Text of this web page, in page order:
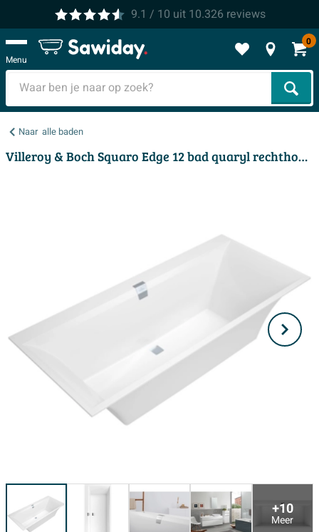
9.1 / 10 uit 10.326 reviews
Menu
0
Naar alle baden
Villeroy & Boch Squaro Edge 12 bad quaryl rechthoekig 180x80x45cm - incl. poten en afvoer /overloopcombinatie wit
+10
Meer